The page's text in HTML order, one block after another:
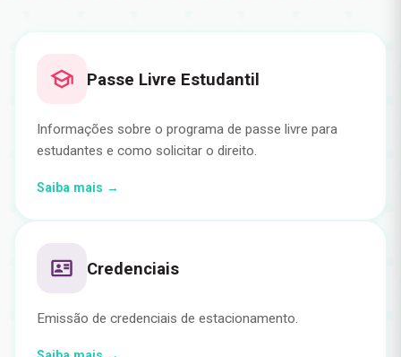
Passe Livre Estudantil
Informações sobre o programa de passe livre para
estudantes e como solicitar o direito.
Saiba mais →
Credenciais
Emissão de credenciais de estacionamento.